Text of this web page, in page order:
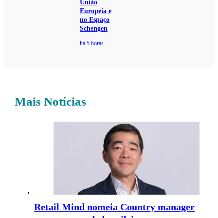
União
Europeia e
no Espaço
Schengen
há 5 horas
Mais Notícias
Retail Mind nomeia Country manager